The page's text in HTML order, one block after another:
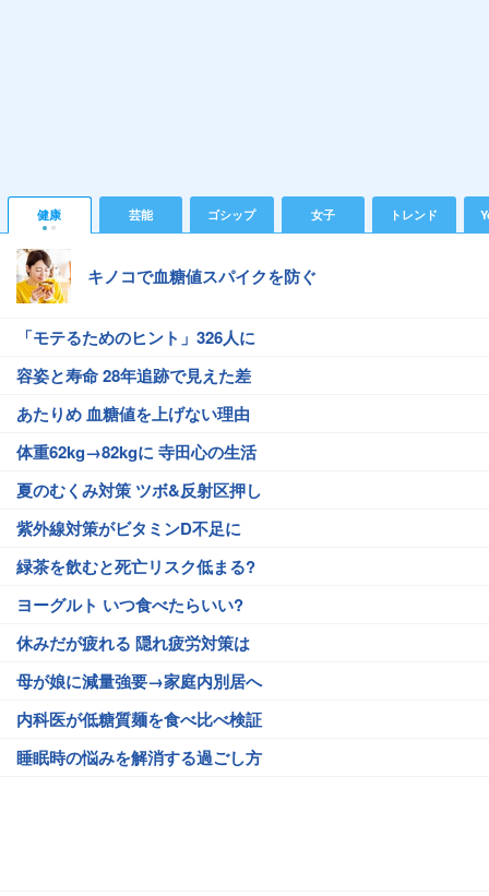
健康 芸能 ゴシップ 女子 トレンド
キノコで血糖値スパイクを防ぐ
「モテるためのヒント」326人に
容姿と寿命 28年追跡で見えた差
あたりめ 血糖値を上げない理由
体重62kg→82kgに 寺田心の生活
夏のむくみ対策 ツボ&反射区押し
紫外線対策がビタミンD不足に
緑茶を飲むと死亡リスク低まる?
ヨーグルト いつ食べたらいい?
休みだが疲れる 隠れ疲労対策は
母が娘に減量強要→家庭内別居へ
内科医が低糖質麺を食べ比べ検証
睡眠時の悩みを解消する過ごし方